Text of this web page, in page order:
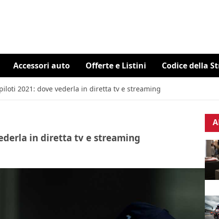
Accessori auto Offerte e Listini Codice della
2021: dove vederla in diretta tv e streaming
in diretta tv e streaming